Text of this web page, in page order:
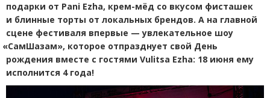
подарки от Pani Ezha, крем-мёд со вкусом фисташек
и блинные торты от локальных брендов. А на главной
сцене фестиваля впервые — увлекательное шоу
«СамШазам», которое отпразднует свой День
рождения вместе с гостями Vulitsa Ezha: 18 июня ему
исполнится 4 года!